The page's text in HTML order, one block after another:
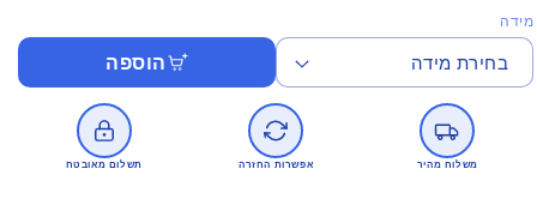
מידה
הוספה
משלוח מהיר אפשרות החזרה תשלום מאובטח